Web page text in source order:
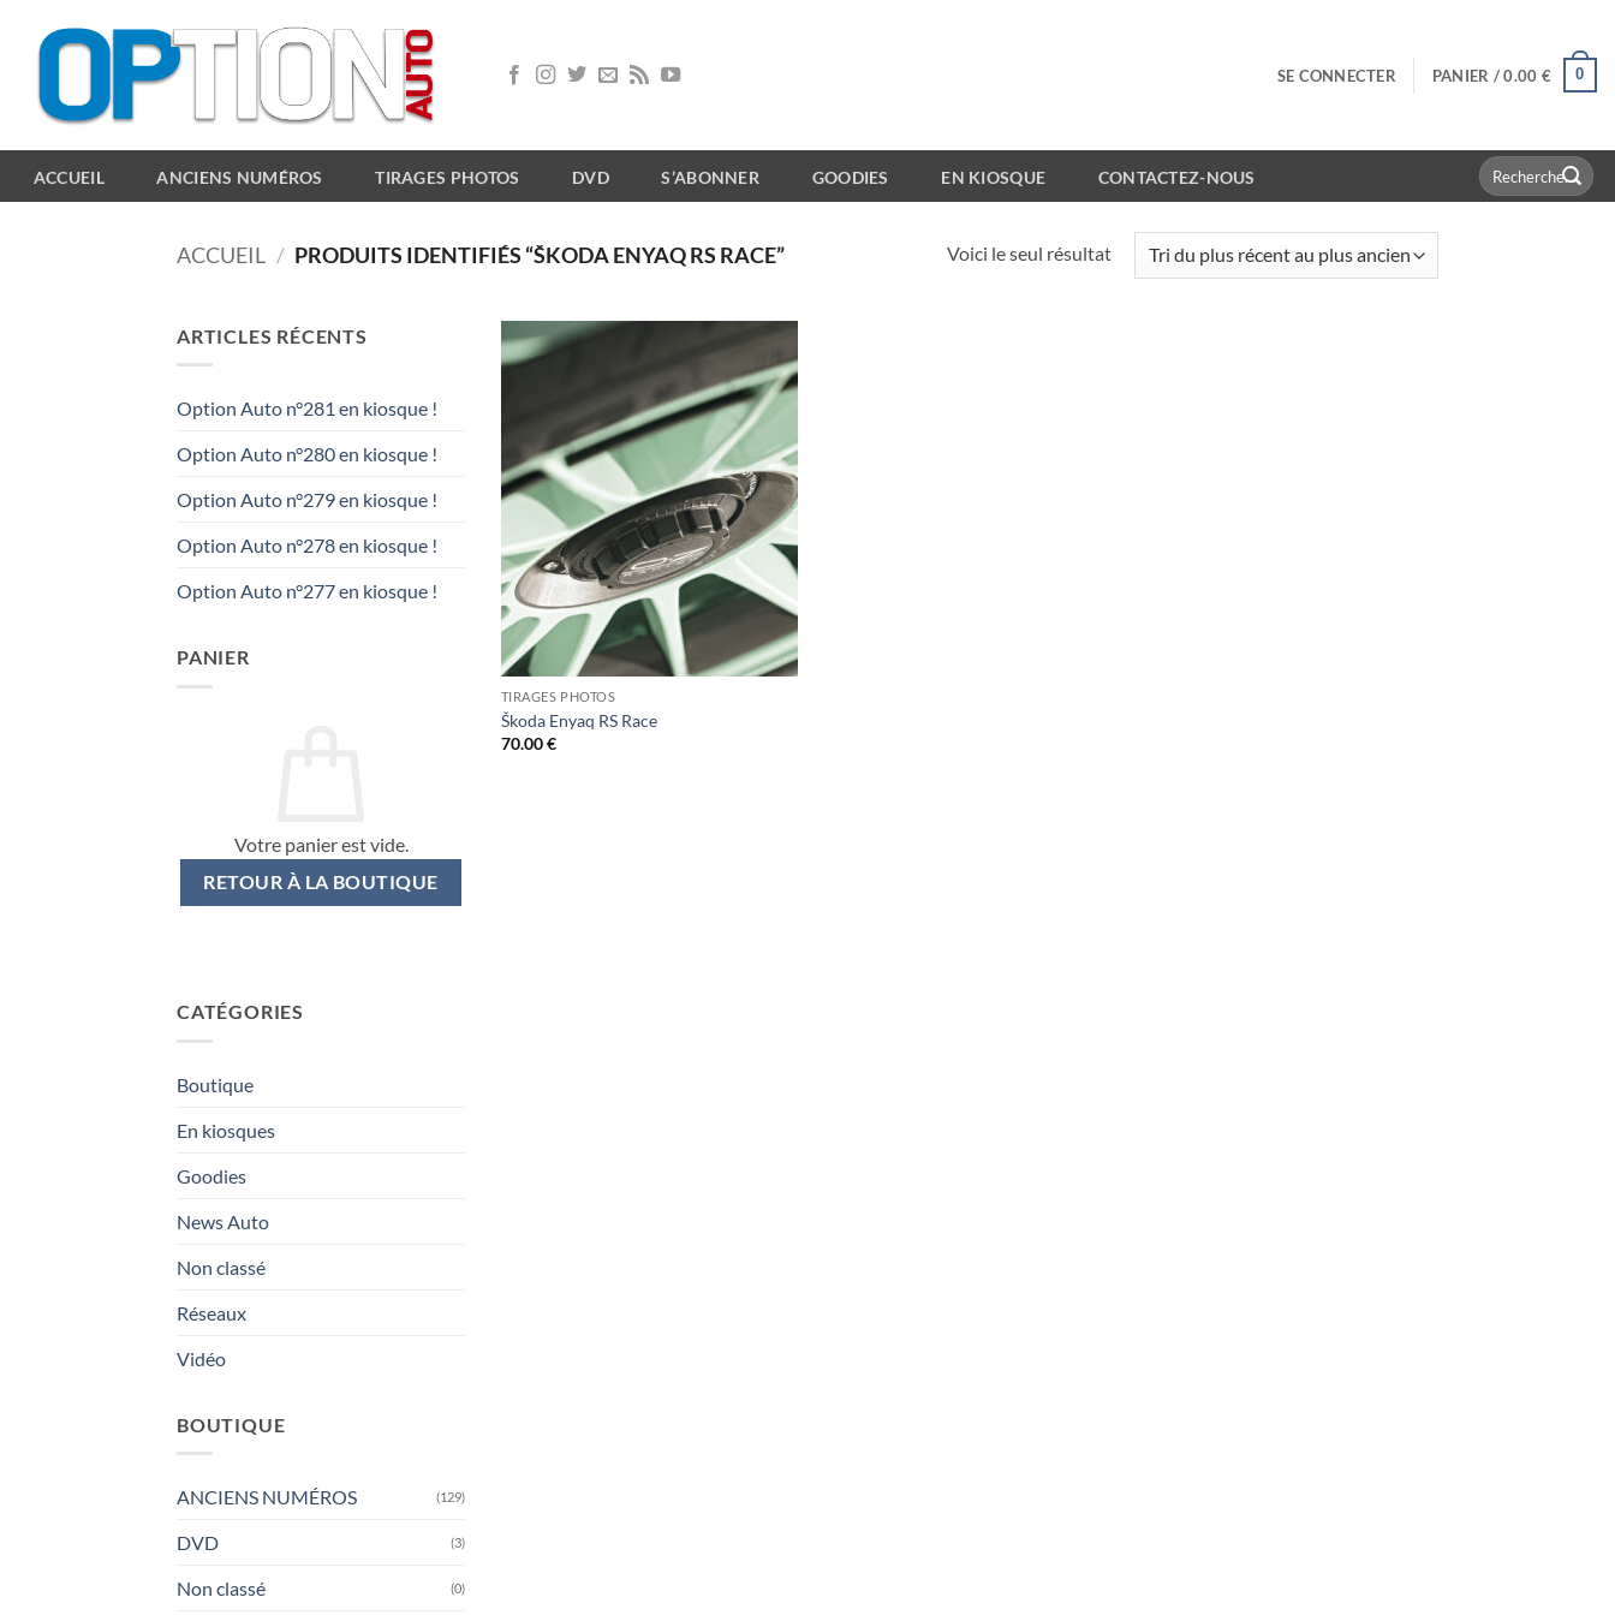
SE CONNECTER PANIER /0.00 € 0
ACCUEIL ANCIENS NUMÉROS TIRAGES PHOTOS DVD S’ABONNER GOODIES EN KIOSQUE CONTACTEZ-NOUS
Recherche
pour :
ACCUEIL / PRODUITS IDENTIFIÉS “ŠKODA ENYAQ RS RACE” Voici le seul résultat
ARTICLES RÉCENTS
Option Auto n°281 en kiosque !
Option Auto n°280 en kiosque !
Option Auto n°279 en kiosque !
Option Auto n°278 en kiosque !
Option Auto n°277 en kiosque !
PANIER
Votre panier est vide.
RETOUR À LA BOUTIQUE
CATÉGORIES
Boutique
En kiosques
Goodies
News Auto
Non classé
Réseaux
Vidéo
BOUTIQUE
ANCIENS NUMÉROS (129)
DVD (3)
Non classé (0)
TIRAGES PHOTOS
Škoda Enyaq RS Race
70.00€